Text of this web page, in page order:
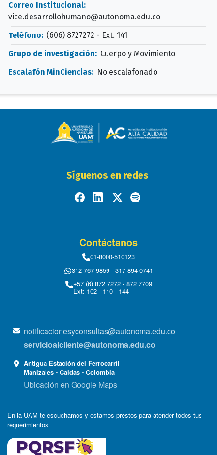
Correo Institucional:
vice.desarrollohumano@autonoma.edu.co
Teléfono: (606) 8727272 - Ext. 141
Grupo de investigación: Cuerpo y Movimiento
Escalafón MinCiencias: No escalafonado
Síguenos en redes
Contáctanos
01-8000-510123
312 767 9859 - 317 894 0741
+57 (6) 872 7272 - 872 7709
Ext: 102 - 110 - 144
notificacionesyconsultas@autonoma.edu.co
servicioalcliente@autonoma.edu.co
Antigua Estación del Ferrocarril
Manizales - Caldas - Colombia
Ubicación en Google Maps
En la UAM te escuchamos y estamos prestos para atender todos tus
requerimientos